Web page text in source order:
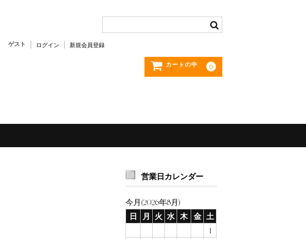
ゲスト ログイン 新規会員登録
カートの中 0
営業日カレンダー
今月(2026年8月)
日
月 火 水 木 金 土
1